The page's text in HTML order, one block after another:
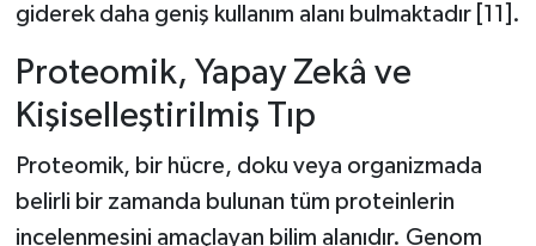
giderek daha geniş kullanım alanı bulmaktadır [11].
Proteomik, Yapay Zekâ ve
Kişiselleştirilmiş Tıp
Proteomik, bir hücre, doku veya organizmada
belirli bir zamanda bulunan tüm proteinlerin
incelenmesini amaçlayan bilim alanıdır. Genom